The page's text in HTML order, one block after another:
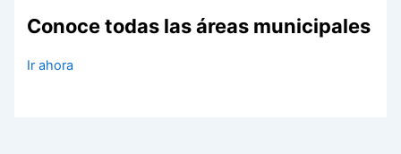
Conoce todas las áreas municipales
Ir ahora